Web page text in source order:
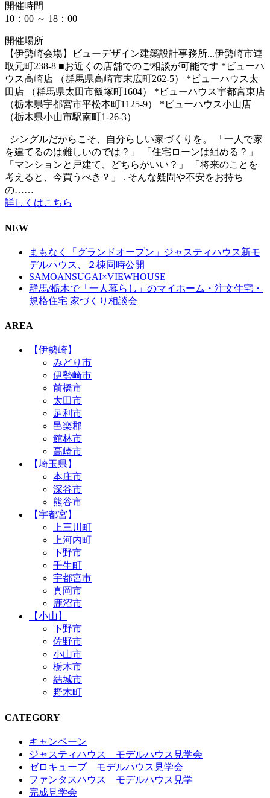
開催時間
10：00 ～ 18：00
開催場所
【伊勢崎会場】ビューデザイン建築設計事務所...伊勢崎市連
取元町238-8 ■お近くの店舗でのご相談が可能です *ビューハ
ウス高崎店 （群馬県高崎市末広町262-5） *ビューハウス太
田店 （群馬県太田市飯塚町1604） *ビューハウス宇都宮東店
（栃木県宇都宮市平松本町1125-9） *ビューハウス小山店
（栃木県小山市駅南町1-26-3）
シングルだからこそ、自分らしい家づくりを。 「一人で家
を建てるのは難しいのでは？」 「住宅ローンは組める？」
「マンションと戸建て、どちらがいい？」 「将来のことを
考えると、今買うべき？」 . そんな疑問や不安をお持ち
の……
詳しくはこちら
NEW
まもなく「グランドオープン」ジャスティハウス新モ
デルハウス、２棟同時公開
SAMOANSUGAI×VIEWHOUSE
群馬/栃木で「一人暮らし」のマイホーム・注文住宅・
規格住宅 家づくり相談会
AREA
【伊勢崎】
みどり市
伊勢崎市
前橋市
太田市
足利市
邑楽郡
館林市
高崎市
【埼玉県】
本庄市
深谷市
熊谷市
【宇都宮】
上三川町
上河内町
下野市
壬生町
宇都宮市
真岡市
鹿沼市
【小山】
下野市
佐野市
小山市
栃木市
結城市
野木町
CATEGORY
キャンペーン
ジャスティハウス モデルハウス見学会
ゼロキューブ モデルハウス見学会
ファンタスハウス モデルハウス見学
完成見学会